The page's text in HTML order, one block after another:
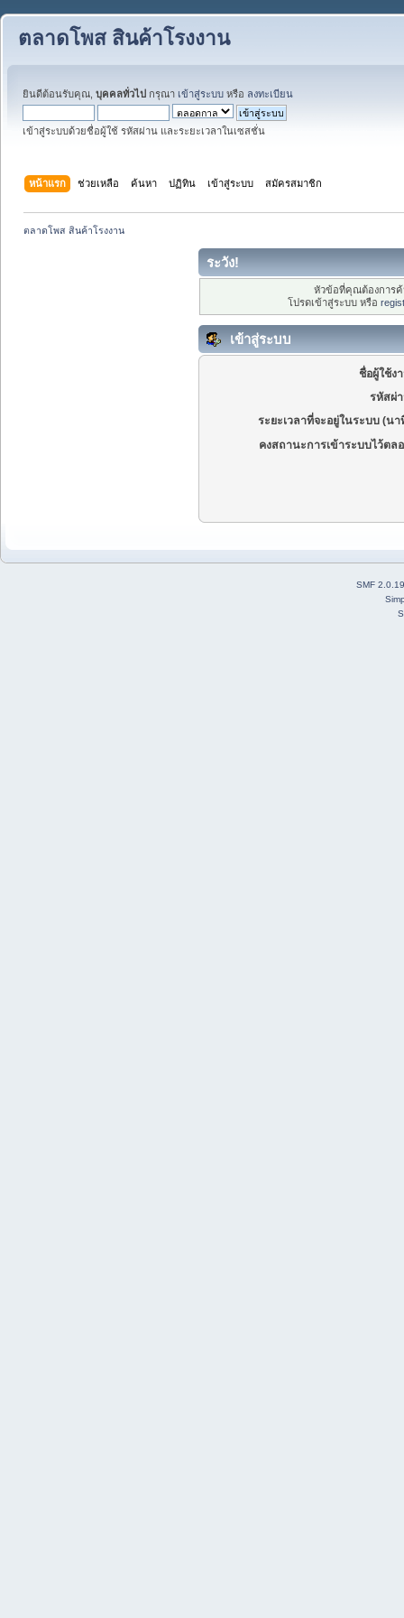
ตลาดโพส สินค้าโรงงาน
ยินดีต้อนรับคุณ, บุคคลทั่วไป กรุณา เข้าสู่ระบบ หรือ ลงทะเบียน
เข้าสู่ระบบด้วยชื่อผู้ใช้ รหัสผ่าน และระยะเวลาในเซสชั่น
หน้าแรก ช่วยเหลือ ค้นหา ปฏิทิน เข้าสู่ระบบ สมัครสมาชิก
ตลาดโพส สินค้าโรงงาน
ระวัง!
หัวข้อที่คุณต้องการ
โปรดเข้าสู่ระบบ หรือ
เข้าสู่ระบบ
ชื่อผู้ใช้ง
รหัสผ่
ระยะเวลาที่จะอยู่ในระบบ (นา
คงสถานะการเข้าระบบไว้ตล
SMF 2.0.19